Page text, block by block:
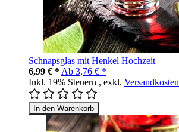
Schnapsglas mit Henkel Hochzeit
6,99 € * Ab 3,76 € *
Inkl. 19% Steuern , exkl. Versandkosten
In den Warenkorb